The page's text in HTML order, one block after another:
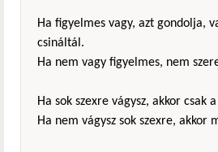
Ha figyelmes vagy, azt gondolja,
csináltál.
Ha nem vagy figyelmes, nem
Ha sok szexre vágysz, akkor csak
Ha nem vágysz sok szexre, akkor